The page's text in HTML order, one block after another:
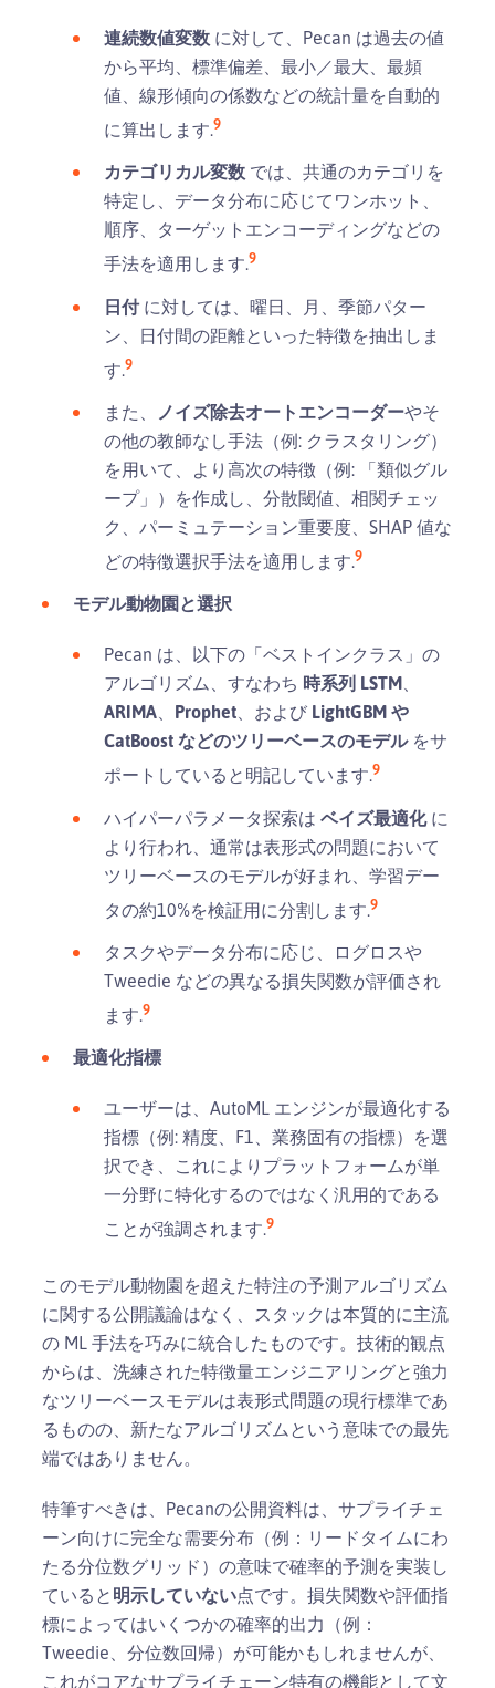
連続数値変数 に対して、Pecan は過去の値
から平均、標準偏差、最小／最大、最頻
値、線形傾向の係数などの統計量を自動的
に算出します.9
カテゴリカル変数 では、共通のカテゴリを
特定し、データ分布に応じてワンホット、
順序、ターゲットエンコーディングなどの
手法を適用します.9
日付に対しては、曜日、月、季節パター
ン、日付間の距離といった特徴を抽出しま
す.9
また、 ノイズ除去オートエンコーダーやそ
の他の教師なし手法（例: クラスタリング）
を用いて、より高次の特徴（例: 「類似グル
ープ」）を作成し、分散閾値、相関チェッ
ク、パーミュテーション重要度、SHAP 値な
どの特徴選択手法を適用します.9
モデル動物園と選択
Pecan は、以下の「ベストインクラス」の
アルゴリズム、すなわち 時系列 LSTM、
ARIMA、 Prophet、および LightGBM や
CatBoost などのツリーベースのモデルをサ
ポートしていると明記しています.9
ハイパーパラメータ探索は ベイズ最適化に
より行われ、通常は表形式の問題において
ツリーベースのモデルが好まれ、学習デー
タの約10%を検証用に分割します.9
タスクやデータ分布に応じ、ログロスや
Tweedie などの異なる損失関数が評価され
ます.9
最適化指標
ユーザーは、AutoML エンジンが最適化する
指標（例: 精度、F1、業務固有の指標）を選
択でき、これによりプラットフォームが単
一分野に特化するのではなく汎用的である
ことが強調されます.9
このモデル動物園を超えた特注の予測アルゴリズム
に関する公開議論はなく、スタックは本質的に主流
の ML 手法を巧みに統合したものです。技術的観点
からは、洗練された特徴量エンジニアリングと強力
なツリーベースモデルは表形式問題の現行標準であ
るものの、新たなアルゴリズムという意味での最先
端ではありません。
特筆すべきは、Pecanの公開資料は、サプライチェ
ーン向けに完全な需要分布（例：リードタイムにわ
たる分位数グリッド）の意味で確率的予測を実装し
ていると 明示していない点です。損失関数や評価指
標によってはいくつかの確率的出力（例：
Tweedie、分位数回帰）が可能かもしれませんが、
これがコアなサプライチェーン特有の機能として文